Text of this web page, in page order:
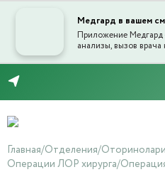
Медгард в вашем
Приложение Медгард
анализы, вызов
Главная/Отделения/
Операции ЛОР хирурга/